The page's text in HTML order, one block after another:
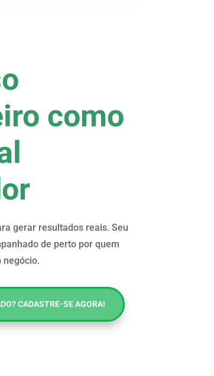
como
gerar resultados reais. Seu
de perto por quem
negócio.
CADASTRE-SE AGORA!